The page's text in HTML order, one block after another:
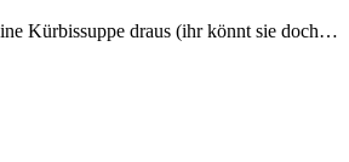
Kürbissuppe draus (ihr könnt sie doch…